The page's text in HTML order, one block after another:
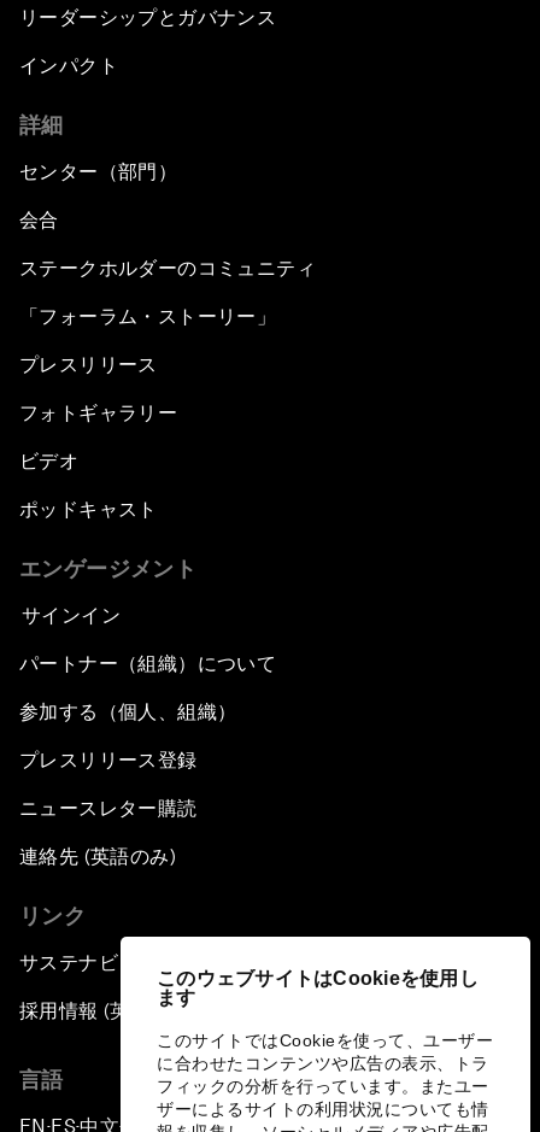
このウェブサイトはCookieを使用し
ます
このサイトではCookieを使って、ユーザー
に合わせたコンテンツや広告の表示、トラ
フィックの分析を行っています。またユー
ザーによるサイトの利用状況についても情
リーダーシップとガバナンス
インパクト
詳細
センター（部門）
会合
ステークホルダーのコミュニティ
「フォーラム・ストーリー」
プレスリリース
フォトギャラリー
ビデオ
ポッドキャスト
エンゲージメント
サインイン
パートナー（組織）について
参加する（個人、組織）
プレスリリース登録
ニュースレター購読
連絡先 (英語のみ)
リンク
サステナビリティへの取り組み
採用情報 (英語のみ)
言語
EN ▪ES▪中文▪ 日本語